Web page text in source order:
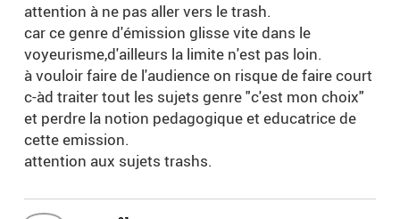
attention à ne pas aller vers le trash.
car ce genre d'émission glisse vite dans le
voyeurisme,d'ailleurs la limite n'est pas loin.
à vouloir faire de l'audience on risque de faire court
c-àd traiter tout les sujets genre "c'est mon choix"
et perdre la notion pedagogique et educatrice de
cette emission.
attention aux sujets trashs.